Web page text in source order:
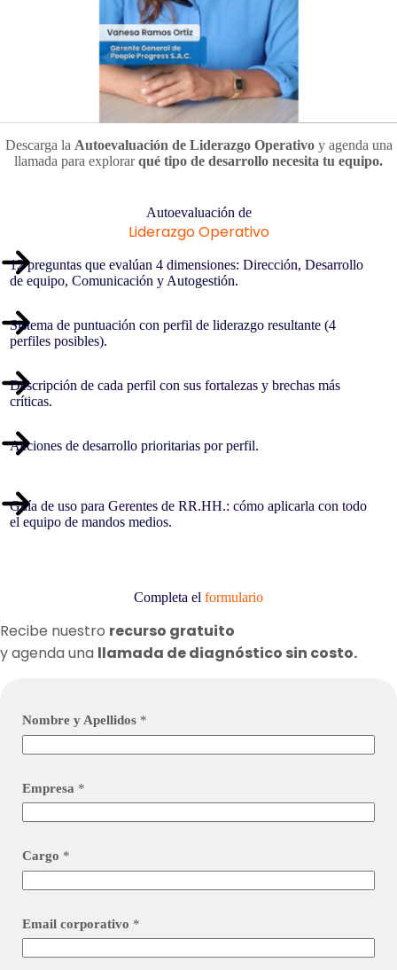
Descarga la Autoevaluación de Liderazgo Operativoy agenda una
llamada para explorarqué tipo de desarrollo necesita tu equipo.
Autoevaluación de
Liderazgo Operativo
12 preguntas que evalúan 4 dimensiones: Dirección, Desarrollo
de equipo, Comunicación y Autogestión.
Sistema de puntuación con perfil de liderazgo resultante (4
perfiles posibles).
Descripción de cada perfil con sus fortalezas y brechas más
críticas.
Acciones de desarrollo prioritarias por perfil.
Guía de uso para Gerentes de RR.HH.: cómo aplicarla con todo
el equipo de mandos medios.
Completa el formulario
Recibe nuestro recurso gratuito
y agenda una llamada de diagnóstico sin costo.
Nombre y Apellidos *
m
a
i
c
a
r
c
Empresa *
Cargo *
Email corporativo *